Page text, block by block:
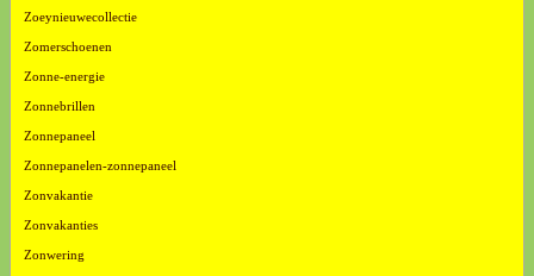
Zoeynieuwecollectie
Zomerschoenen
Zonne-energie
Zonnebrillen
Zonnepaneel
Zonnepanelen-zonnepaneel
Zonvakantie
Zonvakanties
Zonwering